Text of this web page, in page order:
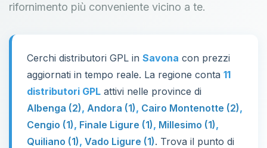
rifornimento più conveniente vicino a te.
Cerchi distributori GPL in Savona con prezzi
aggiornati in tempo reale. La regione conta 11
distributori GPL attivi nelle province di
Albenga (2), Andora (1), Cairo Montenotte (2),
Cengio (1), Finale Ligure (1), Millesimo (1),
Quiliano (1), Vado Ligure (1). Trova il punto di